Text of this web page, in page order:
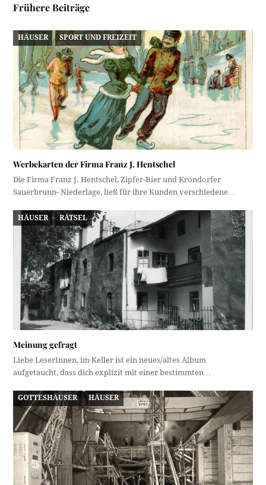
Frühere Beiträge
HÄUSER SPORT UND FREIZEIT
Werbekarten der Firma Franz J. Hentschel
Die Firma Franz J. Hentschel, Zipfer-Bier und Krondorfer
Sauerbrunn- Niederlage, ließ für ihre Kunden verschiedene…
HÄUSER RÄTSEL
Meinung gefragt
Liebe LeserInnen, im Keller ist ein neues/altes Album
aufgetaucht, dass dich explizit mit einer bestimmten…
GOTTESHÄUSER HÄUSER